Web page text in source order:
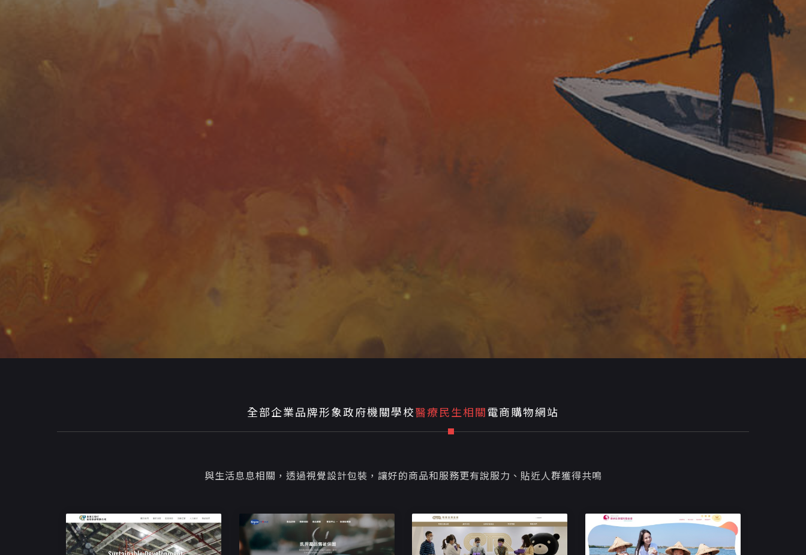
全部企業品牌形象政府機關學校醫療民生相關電商購物網站
與生活息息相關，透過視覺設計包裝，讓好的商品和服務更有說服力、貼近人群獲得共鳴